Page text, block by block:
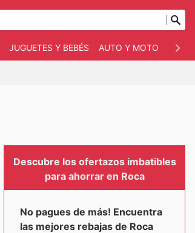
JUGUETES Y BEBÉS AUTO Y MOTO
Descubre los ofertazos imbatibles
para ahorrar en Roca
No pagues de más! Encuentra
las mejores rebajas de Roca